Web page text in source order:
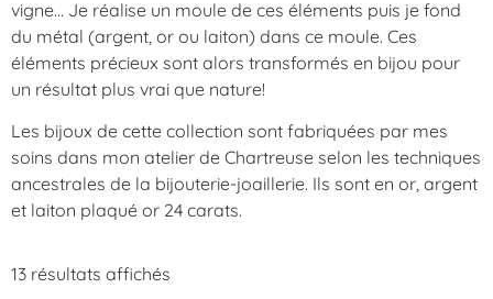
vigne… Je réalise un moule de ces éléments puis je fond
du métal (argent, or ou laiton) dans ce moule. Ces
éléments précieux sont alors transformés en bijou pour
un résultat plus vrai que nature!
Les bijoux de cette collection sont fabriquées par mes
soins dans mon atelier de Chartreuse selon les techniques
ancestrales de la bijouterie-joaillerie. Ils sont en or, argent
et laiton plaqué or 24 carats.
13 résultats affichés